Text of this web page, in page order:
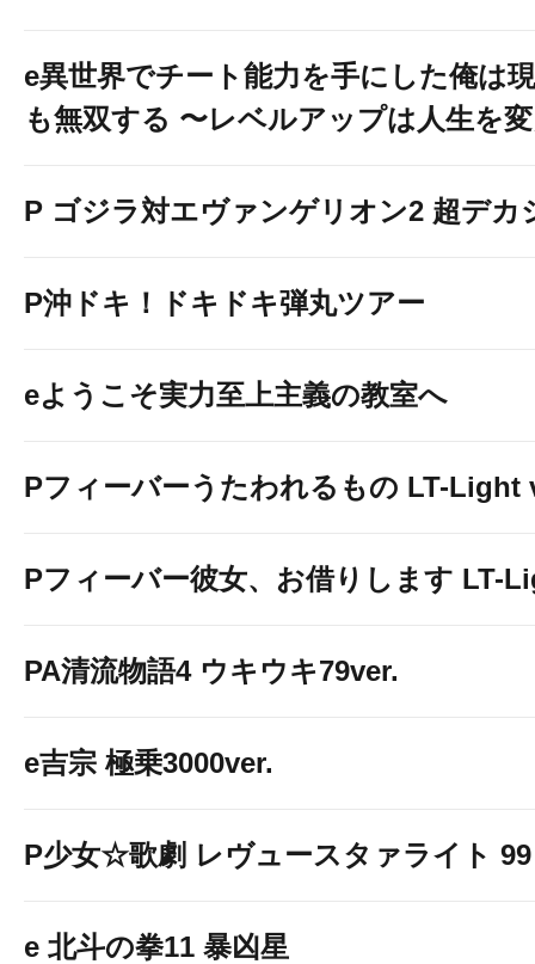
１台開放
１台開放
e異世界でチート能力を手にした俺は
も無双する 〜レベルアップは人生を
P ゴジラ対エヴァンゲリオン2 超デカ
P沖ドキ！ドキドキ弾丸ツアー
eようこそ実力至上主義の教室へ
Pフィーバーうたわれるもの LT-Light
Pフィーバー彼女、お借りします LT-
PA清流物語4 ウキウキ79ver.
e吉宗 極乗3000ver.
P少女☆歌劇 レヴュースタァライト 99
e 北斗の拳11 暴凶星